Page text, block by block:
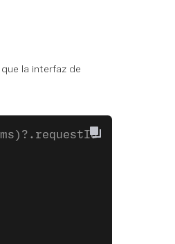
la interfaz de